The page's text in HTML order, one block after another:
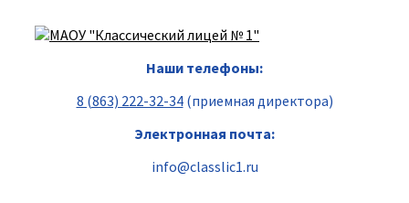
Наши телефоны:
8 (863) 222-32-34(приемная директора)
Электронная почта:
info@classlic1.ru